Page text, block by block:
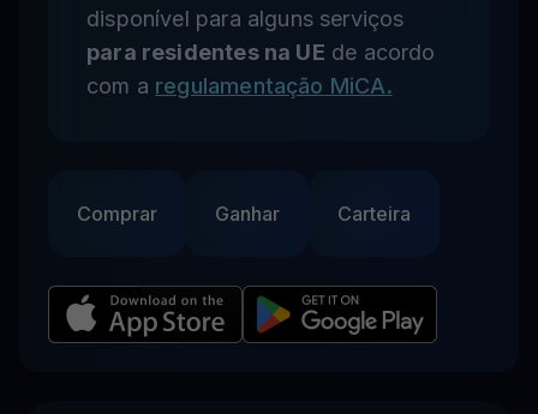
disponível para alguns serviços
para residentes na UE de acordo
com a regulamentação MiCA.
Comprar Ganhar Carteira